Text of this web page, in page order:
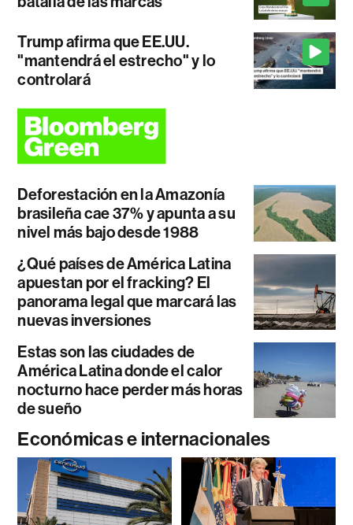
Trump afirma que EE.UU.
"mantendrá el estrecho" y lo
controlará
Deforestación en la Amazonía
brasileña cae 37% y apunta a su
nivel más bajo desde 1988
¿Qué países de América Latina
apuestan por el fracking? El
panorama legal que marcará las
nuevas inversiones
Estas son las ciudades de
América Latina donde el calor
nocturno hace perder más horas
de sueño
Económicas e internacionales